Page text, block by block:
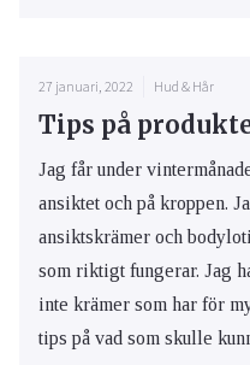
27 januari, 2022 Hud & Hår
Tips på
Jag får under
ansiktet och på kroppen.
ansiktskrämer och
som riktigt fungerar. Jag
inte krämer som har för
tips på vad som skulle